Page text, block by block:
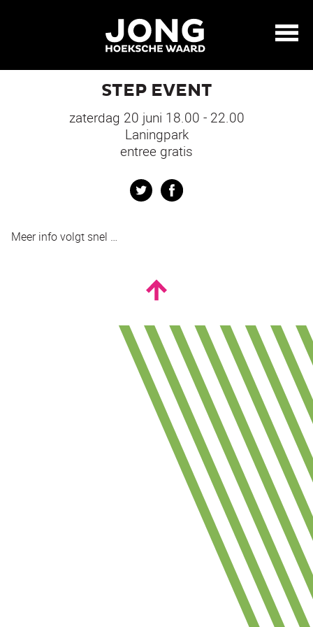
STEP EVENT
zaterdag 20 juni 18.00 - 22.00
Laningpark
entree gratis
Twitter
Meer info volgt snel …